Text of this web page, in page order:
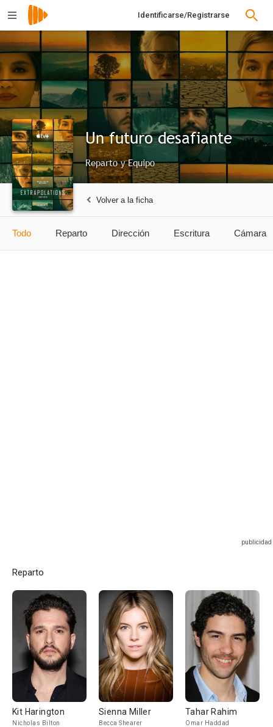
Identificarse/Registrarse
Un futuro desafiante
Reparto y Equipo
Volver a la ficha
Todo Reparto Dirección Escritura Cámara
Reparto
Kit Harington
Nicholas Bilton
Sienna Miller
Becca Shearer
Tahar Rahim
Omar Haddad